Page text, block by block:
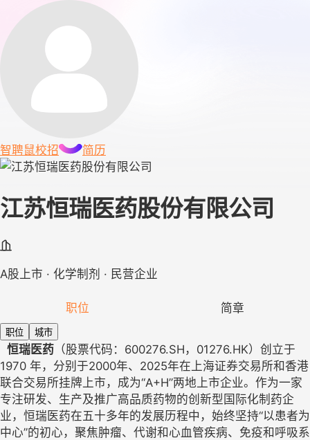
智聘鼠校招 简历
江苏恒瑞医药股份有限公司
A股上市 · 化学制剂 · 民营企业
职位 简章
职位 城市
恒瑞医药 （股票代码：600276.SH，01276.HK）创立于
1970 年，分别于2000年、2025年在上海证券交易所和香港
联合交易所挂牌上市，成为“A+H”两地上市企业。作为一家
专注研发、生产及推广高品质药物的创新型国际化制药企
业，恒瑞医药在五十多年的发展历程中，始终坚持“以患者为
中心”的初心，聚焦肿瘤、代谢和心血管疾病、免疫和呼吸系